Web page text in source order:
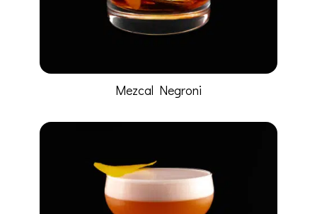
Mezcal Negroni